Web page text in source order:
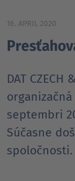
16. APRIL 2020
DAT CZECH
septembri
Súčasne
spoločnosti.